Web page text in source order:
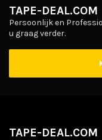
TAPE-DEAL.COM
Persoonlijk en
u graag verder.
TAPE-DEAL.COM